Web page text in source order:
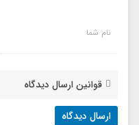
نام شما
قوانین ارسال دیدگاه